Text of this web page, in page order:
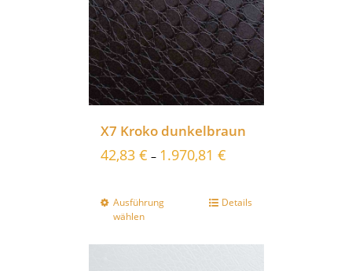
X7 Kroko dunkelbraun
42,83 € – 1.970,81 €
Ausführung
wählen
Details